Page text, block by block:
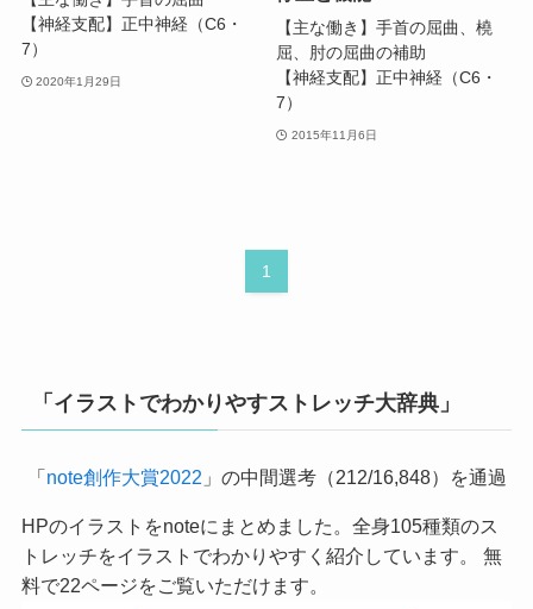
【神経支配】正中神経（C6・
7）
2020年1月29日
【主な働き】手首の屈曲、橈
屈、肘の屈曲の補助
【神経支配】正中神経（C6・
7）
2015年11月6日
1
「イラストでわかりやすストレッチ大辞典」
「note創作大賞2022 」の中間選考（212/16,848）を通過
HPのイラストをnoteにまとめました。全身105種類のス
トレッチをイラストでわかりやすく紹介しています。 無
料で22ページをご覧いただけます。